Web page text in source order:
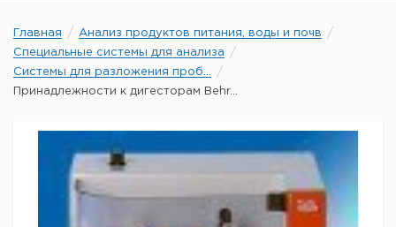
Главная
Анализ продуктов питания, воды и почв
Специальные системы для анализа
Системы для разложения проб...
Принадлежности к дигесторам Behr...